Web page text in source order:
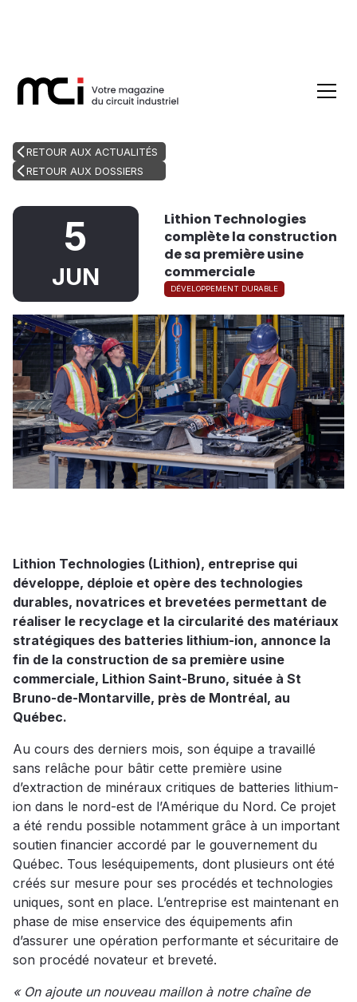
RETOUR AUX ACTUALITÉS
RETOUR AUX DOSSIERS
5
JUN
Lithion Technologies
complète la construction
de sa première usine
commerciale
DÉVELOPPEMENT DURABLE
Lithion Technologies (Lithion), entreprise qui
développe, déploie et opère des technologies
durables, novatrices et brevetées permettant de
réaliser le recyclage et la circularité des matériaux
stratégiques des batteries lithium-ion, annonce la
fin de la construction de sa première usine
commerciale, Lithion Saint-Bruno, située à St
Bruno-de-Montarville, près de Montréal, au
Québec.
Au cours des derniers mois, son équipe a travaillé
sans relâche pour bâtir cette première usine
d’extraction de minéraux critiques de batteries lithium-
ion dans le nord-est de l’Amérique du Nord. Ce projet
a été rendu possible notamment grâce à un important
soutien financier accordé par le gouvernement du
Québec. Tous leséquipements, dont plusieurs ont été
créés sur mesure pour ses procédés et technologies
uniques, sont en place. L’entreprise est maintenant en
phase de mise enservice des équipements afin
d’assurer une opération performante et sécuritaire de
son procédé novateur et breveté.
« On ajoute un nouveau maillon à notre chaîne de